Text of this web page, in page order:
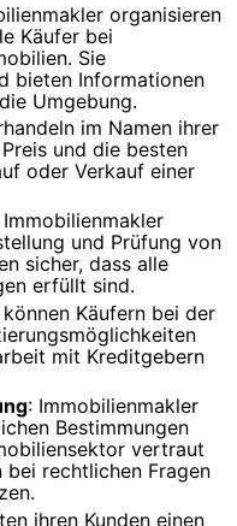
organisieren
Käufer bei
Sie
bieten Informationen
Umgebung.
im Namen ihrer
und die besten
oder Verkauf einer
Immobilienmakler
und Prüfung von
sicher, dass alle
erfüllt sind.
können Käufern bei der
mit Kreditgebern
: Immobilienmakler
Bestimmungen
vertraut
bei rechtlichen Fragen
ihren Kunden einen